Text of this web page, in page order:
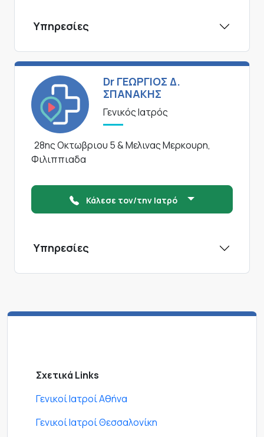
Υπηρεσίες
Dr ΓΕΩΡΓΙΟΣ Δ.
ΣΠΑΝΑΚΗΣ
Γενικός Ιατρός
28ης Οκτωβριου 5 & Μελινας Μερκουρη,
Φιλιππιαδα
Κάλεσε τον/την Ιατρό
Υπηρεσίες
Σχετικά Links
Γενικοί Ιατροί Αθήνα
Γενικοί Ιατροί Θεσσαλονίκη